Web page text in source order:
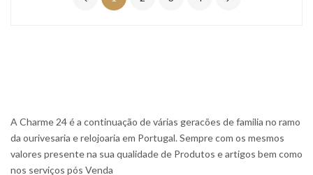
A Charme 24 é a continuação de várias geracões de familia no ramo
da ourivesaria e relojoaria em Portugal. Sempre com os mesmos
valores presente na sua qualidade de Produtos e artigos bem como
nos serviços pós Venda